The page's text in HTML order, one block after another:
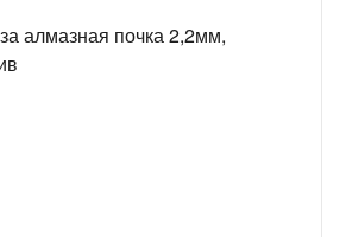
алмазная почка 2,2мм,